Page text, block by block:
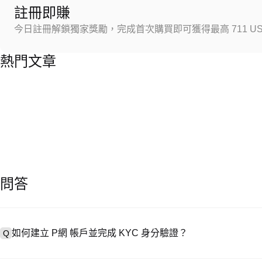
註冊即賺
今日註冊解鎖獨家獎勵，完成首次購買即可獲得最高 711
熱門文章
問答
Q 如何建立 P網 帳戶並完成 KYC 身分驗證？